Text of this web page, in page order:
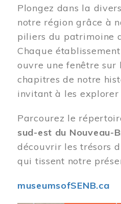
Plongez dans la
notre région grâce à
piliers du patrimoine
Chaque
ouvre une fenêtre sur
chapitres de notre
invitant à les
Parcourez le
sud-est du Nouveau-
découvrir les trésors
qui tissent notre
museumsofSENB.ca